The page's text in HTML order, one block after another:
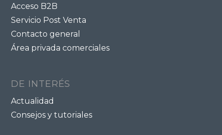
Acceso B2B
Servicio Post Venta
Contacto general
Área privada comerciales
DE INTERÉS
Actualidad
Consejos y tutoriales